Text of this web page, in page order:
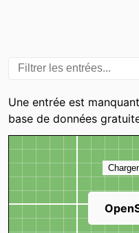
Catégories
Une entrée est
base de données
Carte